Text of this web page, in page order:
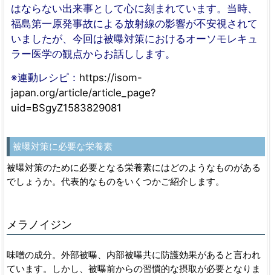
はならない出来事として心に刻まれています。当時、
福島第一原発事故による放射線の影響が不安視されて
いましたが、今回は被曝対策におけるオーソモレキュ
ラー医学の観点からお話しします。
※連動レシピ： https://isom-
japan.org/article/article_page?
uid=BSgyZ1583829081
被曝対策に必要な栄養素
被曝対策のために必要となる栄養素にはどのようなものがある
でしょうか。代表的なものをいくつかご紹介します。
メラノイジン
味噌の成分。外部被曝、内部被曝共に防護効果があると言われ
ています。しかし、被曝前からの習慣的な摂取が必要となりま